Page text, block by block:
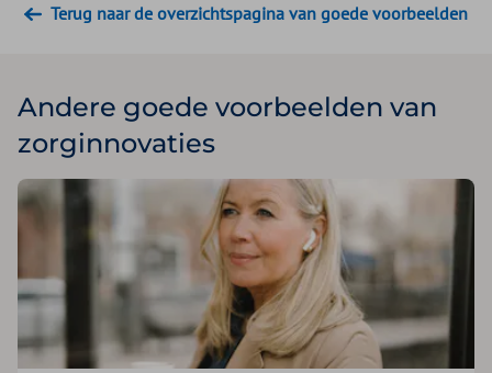
Terug naar de overzichtspagina van goede voorbeelden
Andere goede voorbeelden van
zorginnovaties